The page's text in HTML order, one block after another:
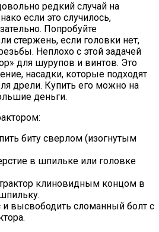
редкий случай на
если это случилось,
Попробуйте
стержень, если головки нет,
Неплохо с этой задачей
для шурупов и винтов. Это
насадки, которые подходят
дрели. Купить его можно на
деньги.
биту сверлом (изогнутым
в шпильке или головке
клиновидным концом в
и высвободить сломанный болт с